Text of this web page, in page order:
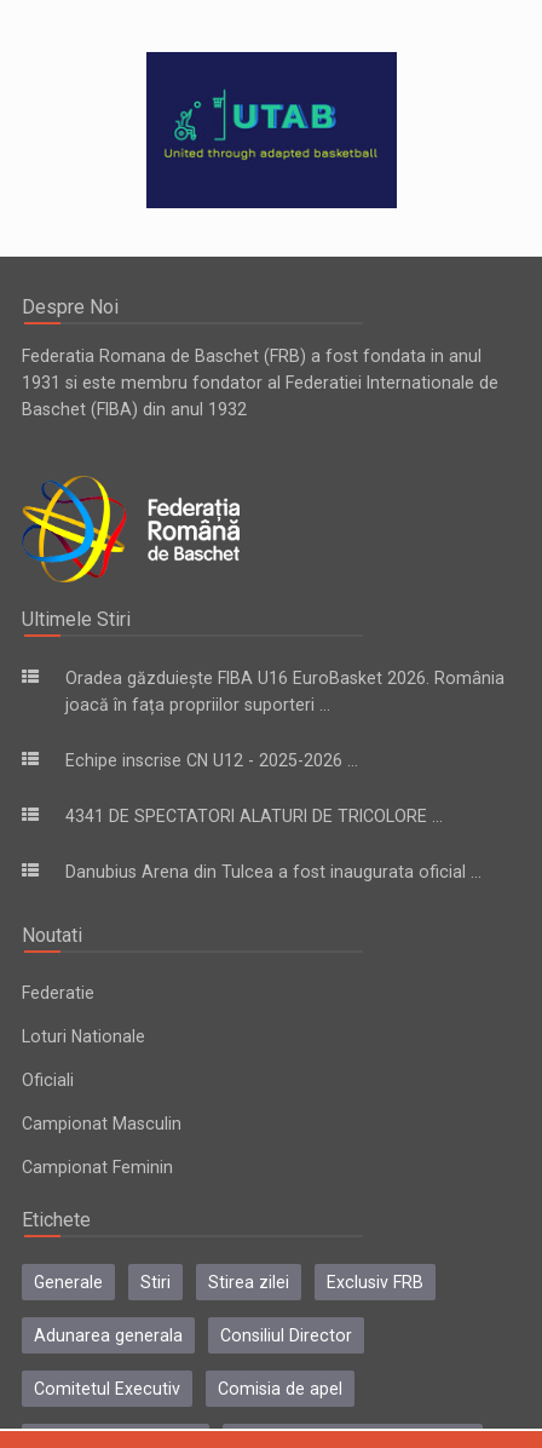
Despre Noi
Federatia Romana de Baschet (FRB) a fost fondata in anul
1931 si este membru fondator al Federatiei Internationale de
Baschet (FIBA) din anul 1932
Ultimele Stiri
Oradea găzduiește FIBA U16 EuroBasket 2026. România
joacă în fața propriilor suporteri ...
Echipe inscrise CN U12 - 2025-2026 ...
4341 DE SPECTATORI ALATURI DE TRICOLORE ...
Danubius Arena din Tulcea a fost inaugurata oficial ...
Noutati
Federatie
Loturi Nationale
Oficiali
Campionat Masculin
Campionat Feminin
Etichete
Generale Stiri Stirea zilei Exclusiv FRB
Adunarea generala Consiliul Director
Comitetul Executiv Comisia de apel